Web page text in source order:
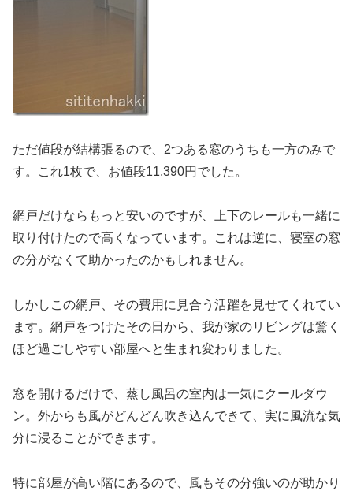
ただ値段が結構張るので、2つある窓のうちも一方のみで
す。これ1枚で、お値段11,390円でした。
網戸だけならもっと安いのですが、上下のレールも一緒に
取り付けたので高くなっています。これは逆に、寝室の窓
の分がなくて助かったのかもしれません。
しかしこの網戸、その費用に見合う活躍を見せてくれてい
ます。網戸をつけたその日から、我が家のリビングは驚く
ほど過ごしやすい部屋へと生まれ変わりました。
窓を開けるだけで、蒸し風呂の室内は一気にクールダウ
ン。外からも風がどんどん吹き込んできて、実に風流な気
分に浸ることができます。
特に部屋が高い階にあるので、風もその分強いのが助かり